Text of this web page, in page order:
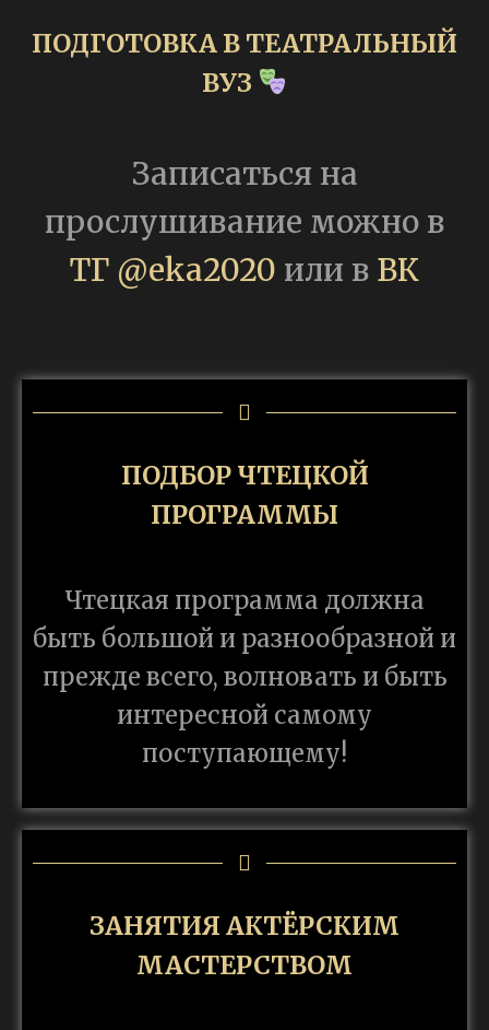
ПОДГОТОВКА В ТЕАТРАЛЬНЫЙ
ВУЗ
Записаться на
прослушивание можно в
ТГ @eka2020 или в ВК
ПОДБОР ЧТЕЦКОЙ
ПРОГРАММЫ
Чтецкая программа должна
быть большой и разнообразной и
прежде всего, волновать и быть
интересной самому
поступающему!
ЗАНЯТИЯ АКТЁРСКИМ
МАСТЕРСТВОМ